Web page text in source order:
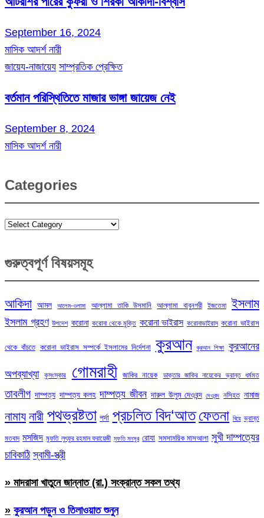
September 16, 2024
মাসিক আদর্শ নারী
জায়েয-নাজায়েয সাম্প্রতিক প্রেক্ষিত
বর্তমান পরিস্থিতিতে মাজার ভাঙ্গা জায়েজ নেই
September 8, 2024
মাসিক আদর্শ নারী
Categories
Categories
গুরুত্বপূর্ণ বিষয়সমূহ
আকিদা আমল আলেম-ওলামা আল্লামা তাকি উসমানি আল্লামা বাবুনগরী ইজতেমা ইসলাম
ইসলাম গ্রহণ উপদেশ করোনা করোনা থেকে মুক্তি করোনা ভাইরাস করোনাভাইরাস করোনা ভাইরাস
থেকে বাঁচতে করোনা ভাইরাস সম্পর্কে ইসলামের নির্দেশনা কুরআন কুরআন শিক্ষা কুরআনের
অপব্যাখ্যা কুসংস্কার গোমরাহী জাকির নায়েক ডাক্তার জাকির নায়েকের ভ্রান্ত ধর্মমত
তাবলীগ দাম্পত্য দাম্পত্য কলহ দাম্পত্য জীবন দারুল উলুম দেওবন্দ দেওবন্দ নসিহত নামাজ
নামায নারী পথভ্রষ্টতা পর্দা প্রচলিত বিদ‘আত ফেতনা বিয়ে ভ্রান্ত
মতবাদ মসজিদ মুফতি লুৎফুর রহমান ফরায়েজী মুফতি মনসুর রোযা সমসাময়িক মাসআলা সুখী দাম্পত্যের
চাবিকাঠি স্বামী-স্ত্রী
» মাদরাসা খাতুনে জান্নাত (রা.) সংক্রান্ত সকল তথ্য
» কুরআন পড়ুন ও তিলাওয়াত শুনুন